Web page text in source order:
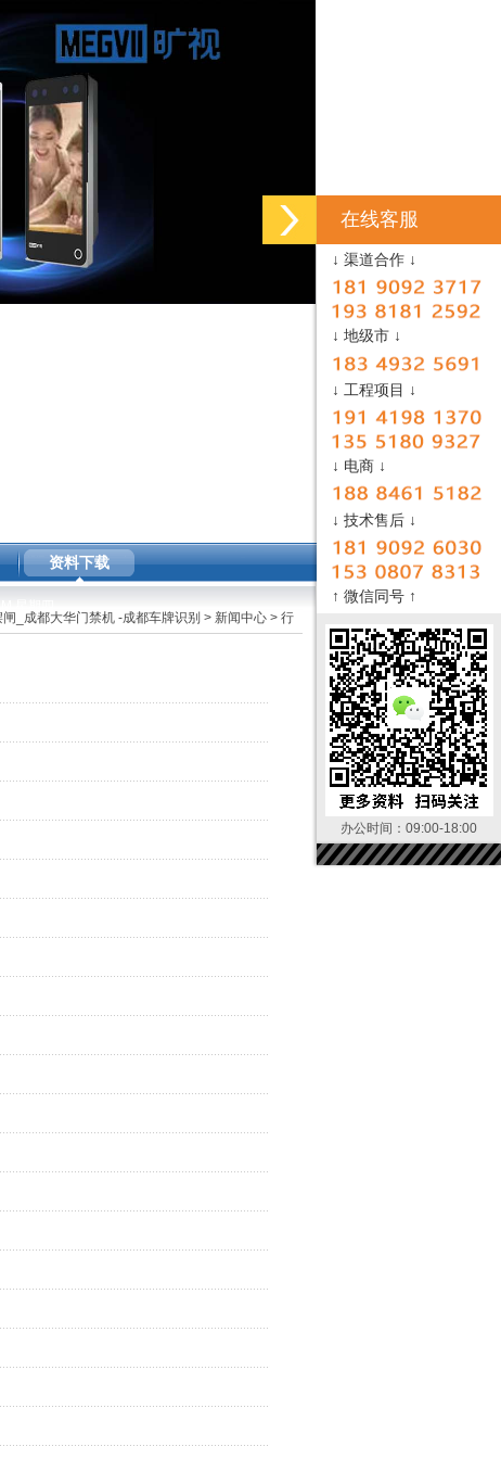
在线客服
↓ 渠道合作 ↓
↓ 地级市 ↓
↓ 工程项目 ↓
↓ 电商 ↓
↓ 技术售后 ↓
↑ 微信同号 ↑
办公时间：09:00-18:00
资料下载
_成都大华门禁机 -成都车牌识别 > 新闻中心 > 行